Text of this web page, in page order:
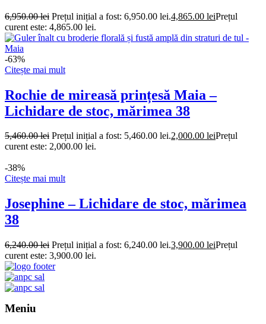
6,950.00lei Prețul inițial a fost: 6,950.00 lei.4,865.00 leiPrețul
curent este: 4,865.00 lei.
-63%
Citește mai mult
Rochie de mireasă prințesă Maia –
Lichidare de stoc, mărimea 38
5,460.00lei Prețul inițial a fost: 5,460.00 lei.2,000.00 leiPrețul
curent este: 2,000.00 lei.
-38%
Citește mai mult
Josephine – Lichidare de stoc, mărimea
38
6,240.00lei Prețul inițial a fost: 6,240.00 lei.3,900.00 leiPrețul
curent este: 3,900.00 lei.
Meniu